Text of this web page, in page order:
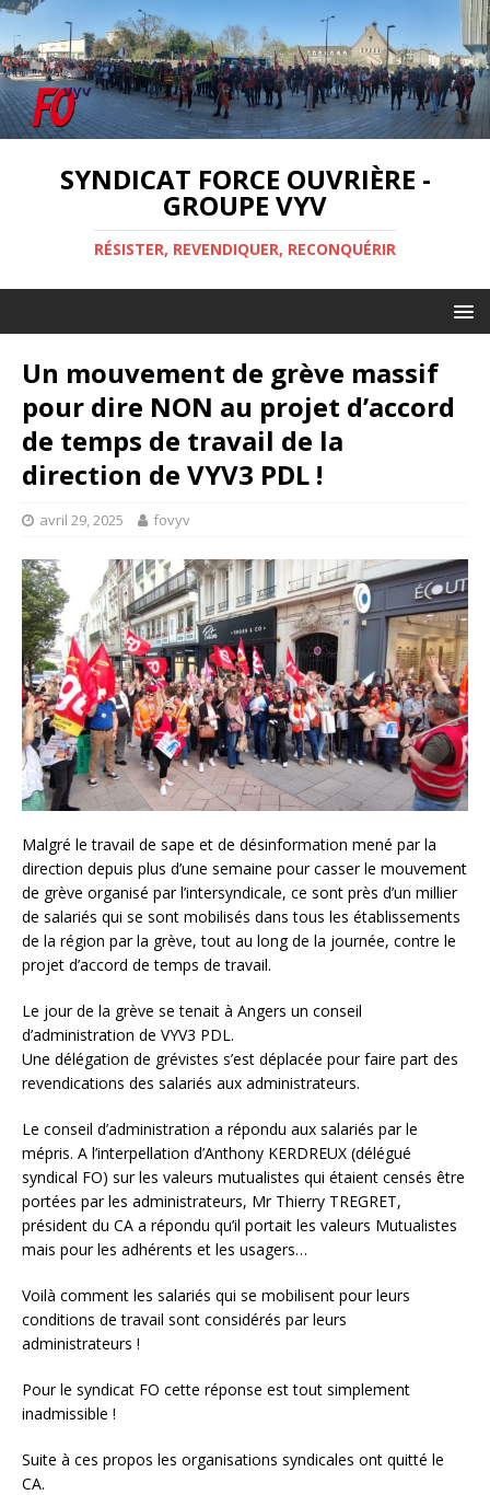
SYNDICAT FORCE OUVRIÈRE -
GROUPE VYV
RÉSISTER, REVENDIQUER, RECONQUÉRIR
Un mouvement de grève massif
pour dire NON au projet d’accord
de temps de travail de la
direction de VYV3 PDL !
avril 29, 2025 fovyv
Malgré le travail de sape et de désinformation mené par la
direction depuis plus d’une semaine pour casser le mouvement
de grève organisé par l’intersyndicale, ce sont près d’un millier
de salariés qui se sont mobilisés dans tous les établissements
de la région par la grève, tout au long de la journée, contre le
projet d’accord de temps de travail.
Le jour de la grève se tenait à Angers un conseil
d’administration de VYV3 PDL.
Une délégation de grévistes s’est déplacée pour faire part des
revendications des salariés aux administrateurs.
Le conseil d’administration a répondu aux salariés par le
mépris. A l’interpellation d’Anthony KERDREUX (délégué
syndical FO) sur les valeurs mutualistes qui étaient censés être
portées par les administrateurs, Mr Thierry TREGRET,
président du CA a répondu qu’il portait les valeurs Mutualistes
mais pour les adhérents et les usagers…
Voilà comment les salariés qui se mobilisent pour leurs
conditions de travail sont considérés par leurs
administrateurs !
Pour le syndicat FO cette réponse est tout simplement
inadmissible !
Suite à ces propos les organisations syndicales ont quitté le
CA.